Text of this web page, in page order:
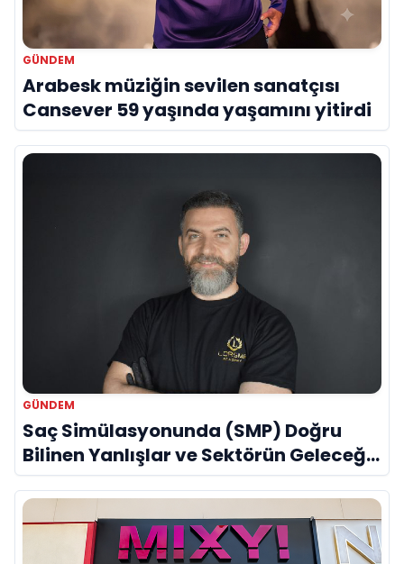
GÜNDEM
Arabesk müziğin sevilen sanatçısı
Cansever 59 yaşında yaşamını yitirdi
GÜNDEM
Saç Simülasyonunda (SMP) Doğru
Bilinen Yanlışlar ve Sektörün Geleceği:
Onur Akdeniz ile Özel Röportaj